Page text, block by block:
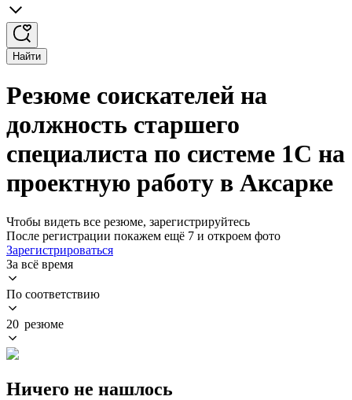
Найти
Резюме соискателей на
должность старшего
специалиста по системе 1С на
проектную работу в Аксарке
Чтобы видеть все резюме, зарегистрируйтесь
После регистрации покажем ещё 7 и откроем фото
Зарегистрироваться
За всё время
По соответствию
20 резюме
Ничего не нашлось